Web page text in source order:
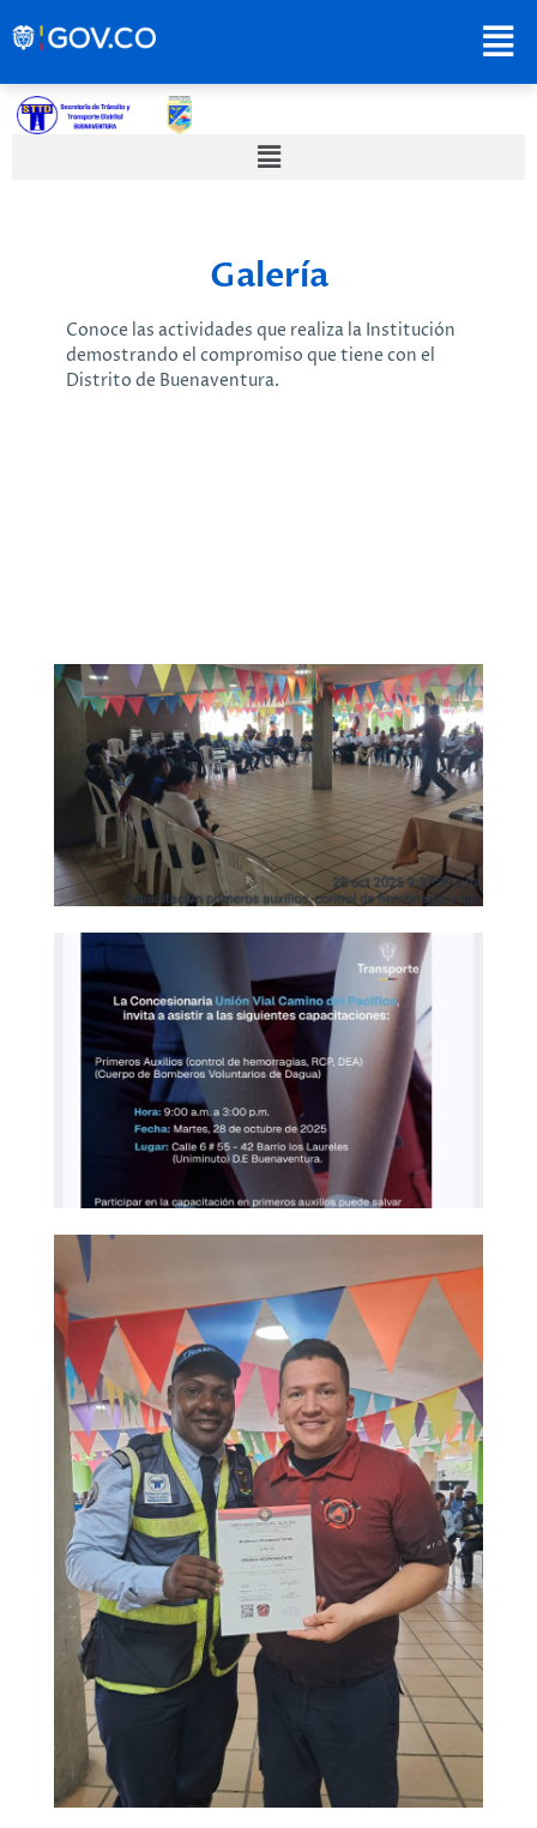
Galería
Conoce las actividades que realiza la Institución
demostrando el compromiso que tiene con el
Distrito de Buenaventura.